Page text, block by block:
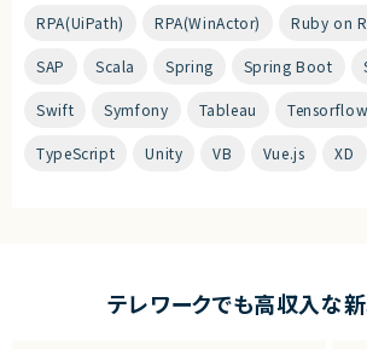
RPA(UiPath) RPA(WinActor) Ruby on
SAP Scala Spring Spring Boot
Swift Symfony Tableau Tensorflow
TypeScript Unity VB Vue.js XD
テレワークでも高収入な